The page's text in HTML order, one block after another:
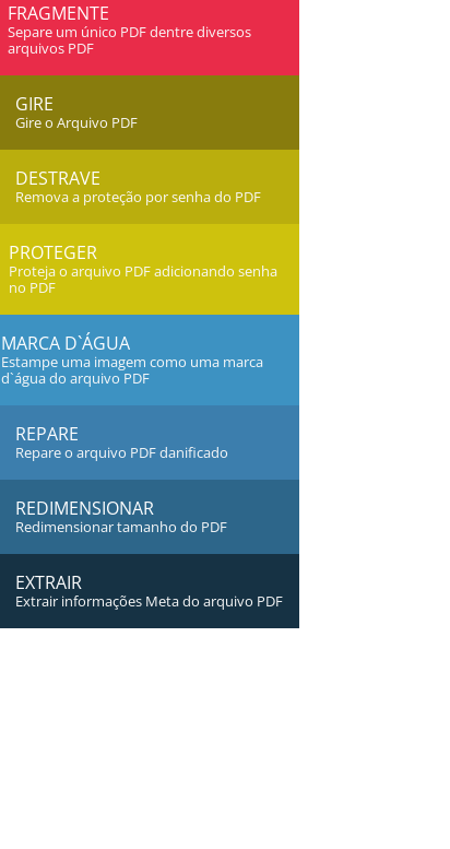
FRAGMENTE
Separe um único PDF dentre diversos
arquivos PDF
GIRE
Gire o Arquivo PDF
DESTRAVE
Remova a proteção por senha do PDF
PROTEGER
Proteja o arquivo PDF adicionando senha
no PDF
MARCA D`ÁGUA
Estampe uma imagem como uma marca
d`água do arquivo PDF
REPARE
Repare o arquivo PDF danificado
REDIMENSIONAR
Redimensionar tamanho do PDF
EXTRAIR
Extrair informações Meta do arquivo PDF